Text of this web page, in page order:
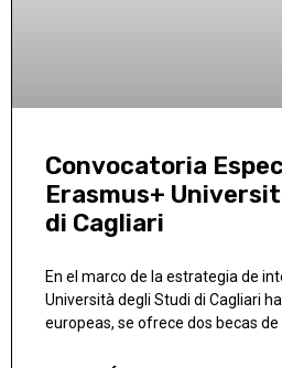
Convocatoria
Erasmus+
di Cagliari
En el marco de la estrategia de
Università degli Studi di Cagliari
europeas, se ofrece dos becas